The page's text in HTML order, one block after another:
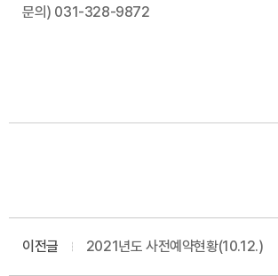
문의) 031-328-9872
이전글 2021년도 사전예약현황(10.12.)